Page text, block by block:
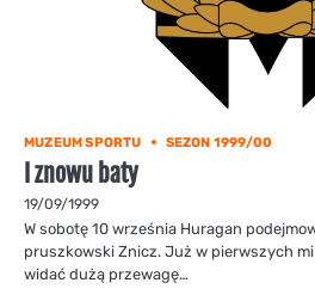
MUZEUM SPORTU SEZON 1999/00
I znowu baty
19/09/1999
W sobotę 10 września Huragan
pruszkowski Znicz. Już w pierwszych
widać dużą przewagę…